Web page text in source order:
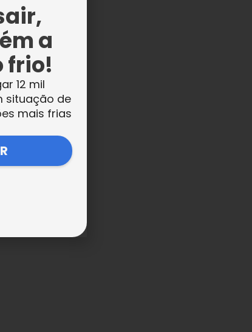
a
frio!
12 mil
situação de
mais frias